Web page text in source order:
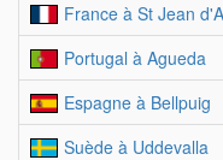
France à St Jean
Portugal à Agueda
Espagne à Bellpuig
Suède à Uddevalla